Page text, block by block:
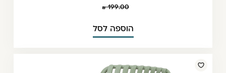
199.00
הוספה לסל